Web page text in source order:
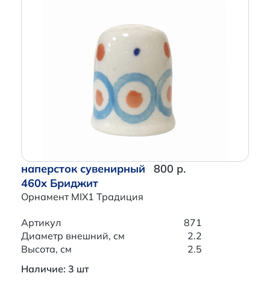
наперсток сувенирный
460x Бриджит
Орнамент MIX1 Традиция
800 р.
Артикул
871
Диаметр внешний, см
2.2
Высота, см
2.5
Наличие: 3 шт